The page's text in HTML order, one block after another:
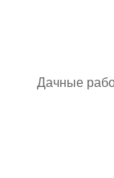
Дачные